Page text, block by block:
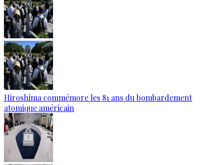
Hiroshima commémore les 81 ans du bombardement
atomique américain